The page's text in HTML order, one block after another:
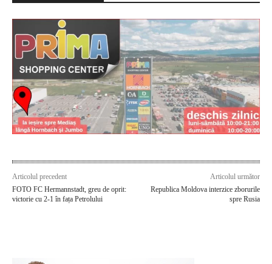
Articolul precedent
FOTO FC Hermannstadt, greu de oprit:
victorie cu 2-1 în fața Petrolului
Articolul următor
Republica Moldova interzice zborurile
spre Rusia